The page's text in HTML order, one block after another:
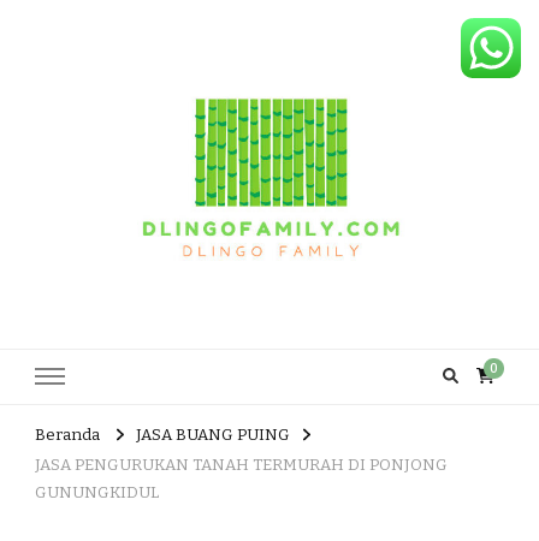
0
Beranda
JASA BUANG PUING
JASA PENGURUKAN TANAH TERMURAH DI PONJONG
GUNUNGKIDUL